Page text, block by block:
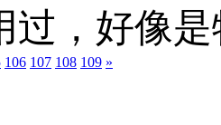
过，好像
106 107 108 109 »